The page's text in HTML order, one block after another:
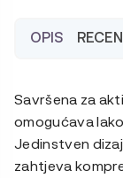
OPIS
Savršena za
omogućava
Jedinstven
zahtjeva